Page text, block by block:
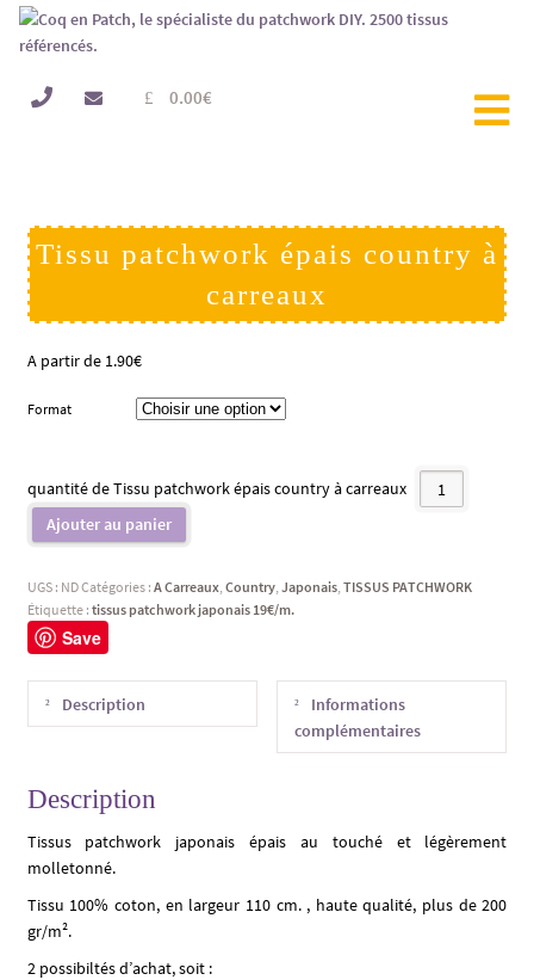
0.00€
Tissu patchwork épais country à
carreaux
A partir de 1.90€
Format
quantité de Tissu patchwork épais country à carreaux
Ajouter au panier
UGS : NDCatégories : A Carreaux, Country, Japonais, TISSUS PATCHWORK
Étiquette : tissus patchwork japonais 19€/m.
Save
Description
Informations
complémentaires
Description
Tissus patchwork japonais épais au touché et légèrement
molletonné.
Tissu 100% coton, en largeur 110 cm. , haute qualité, plus de 200
gr/m².
2 possibiltés d’achat, soit :